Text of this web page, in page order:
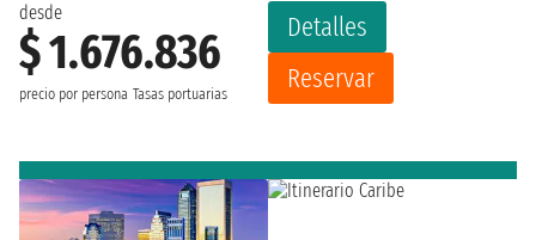
desde
$ 1.676.836
precio por persona Tasas portuarias
Detalles
Reservar